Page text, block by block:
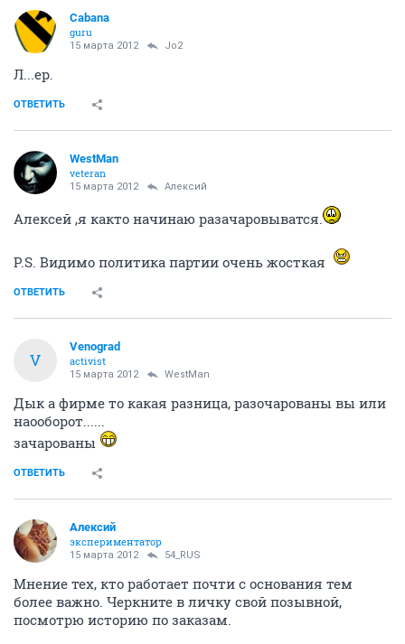
Cabana
guru
15 марта 2012 Jo2
Л...ер.
ОТВЕТИТЬ
WestMan
veteran
15 марта 2012 Алексий
Алексей ,я както начинаю разачаровыватся.
P.S. Видимо политика партии очень жосткая
ОТВЕТИТЬ
V
Venograd
activist
15 марта 2012 WestMan
Дык а фирме то какая разница, разочарованы вы или
наооборот......
зачарованы
ОТВЕТИТЬ
Алексий
экспериментатор
15 марта 2012 54_RUS
Мнение тех, кто работает почти с основания тем
более важно. Черкните в личку свой позывной,
посмотрю историю по заказам.